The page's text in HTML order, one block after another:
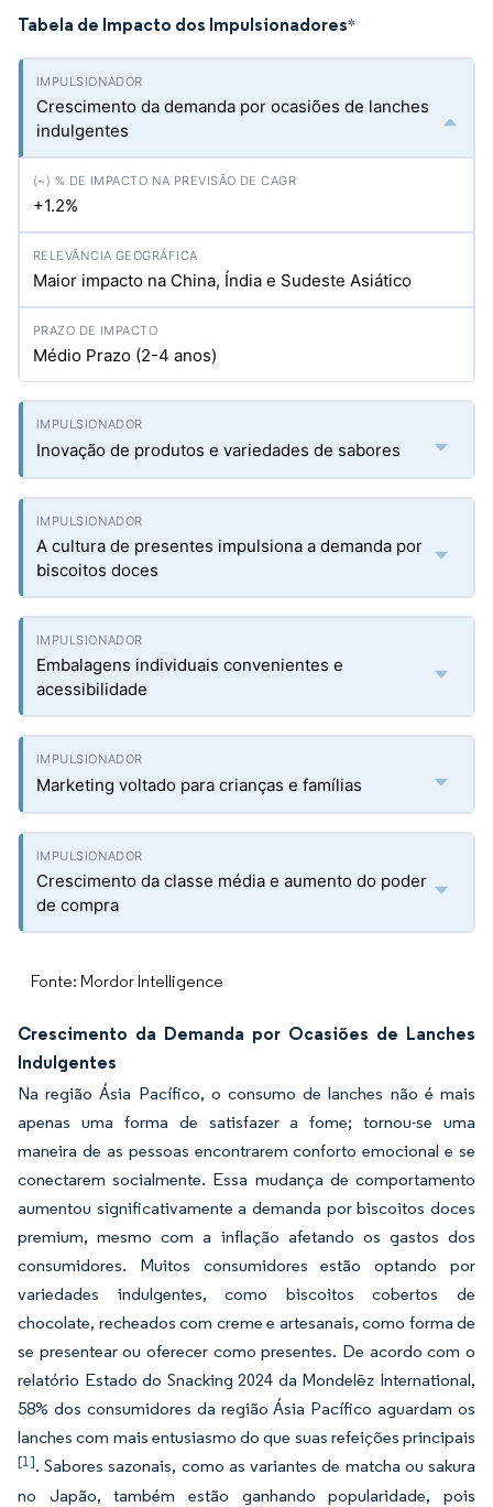
Tabela de Impacto dos Impulsionadores*
Crescimento da demanda por ocasiões de lanches
indulgentes
+1.2%
Maior impacto na China, Índia e Sudeste Asiático
Médio Prazo (2-4 anos)
Inovação de produtos e variedades de sabores
A cultura de presentes impulsiona a demanda por
biscoitos doces
Embalagens individuais convenientes e
acessibilidade
Marketing voltado para crianças e famílias
Crescimento da classe média e aumento do poder
de compra
Fonte: Mordor Intelligence
Crescimento da Demanda por Ocasiões de Lanches
Indulgentes
Na região Ásia Pacífico, o consumo de lanches não é mais
apenas uma forma de satisfazer a fome; tornou-se uma
maneira de as pessoas encontrarem conforto emocional e se
conectarem socialmente. Essa mudança de comportamento
aumentou significativamente a demanda por biscoitos doces
premium, mesmo com a inflação afetando os gastos dos
consumidores. Muitos consumidores estão optando por
variedades indulgentes, como biscoitos cobertos de
chocolate, recheados com creme e artesanais, como forma de
se presentear ou oferecer como presentes. De acordo com o
relatório Estado do Snacking 2024 da Mondelēz International,
58% dos consumidores da região Ásia Pacífico aguardam os
lanches com mais entusiasmo do que suas refeições principais
[1]. Sabores sazonais, como as variantes de matcha ou sakura
no Japão, também estão ganhando popularidade, pois